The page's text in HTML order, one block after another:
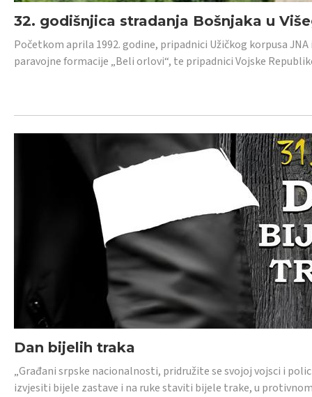
32. godišnjica stradanja Bošnjaka u
Početkom aprila 1992. godine, pripadnici Užičkog korpusa
paravojne formacije „Beli orlovi“, te pripadnici Vojske
Dan bijelih traka
„Građani srpske nacionalnosti, pridružite se svojoj vojsci i
izvjesiti bijele zastave i na ruke staviti bijele trake, u